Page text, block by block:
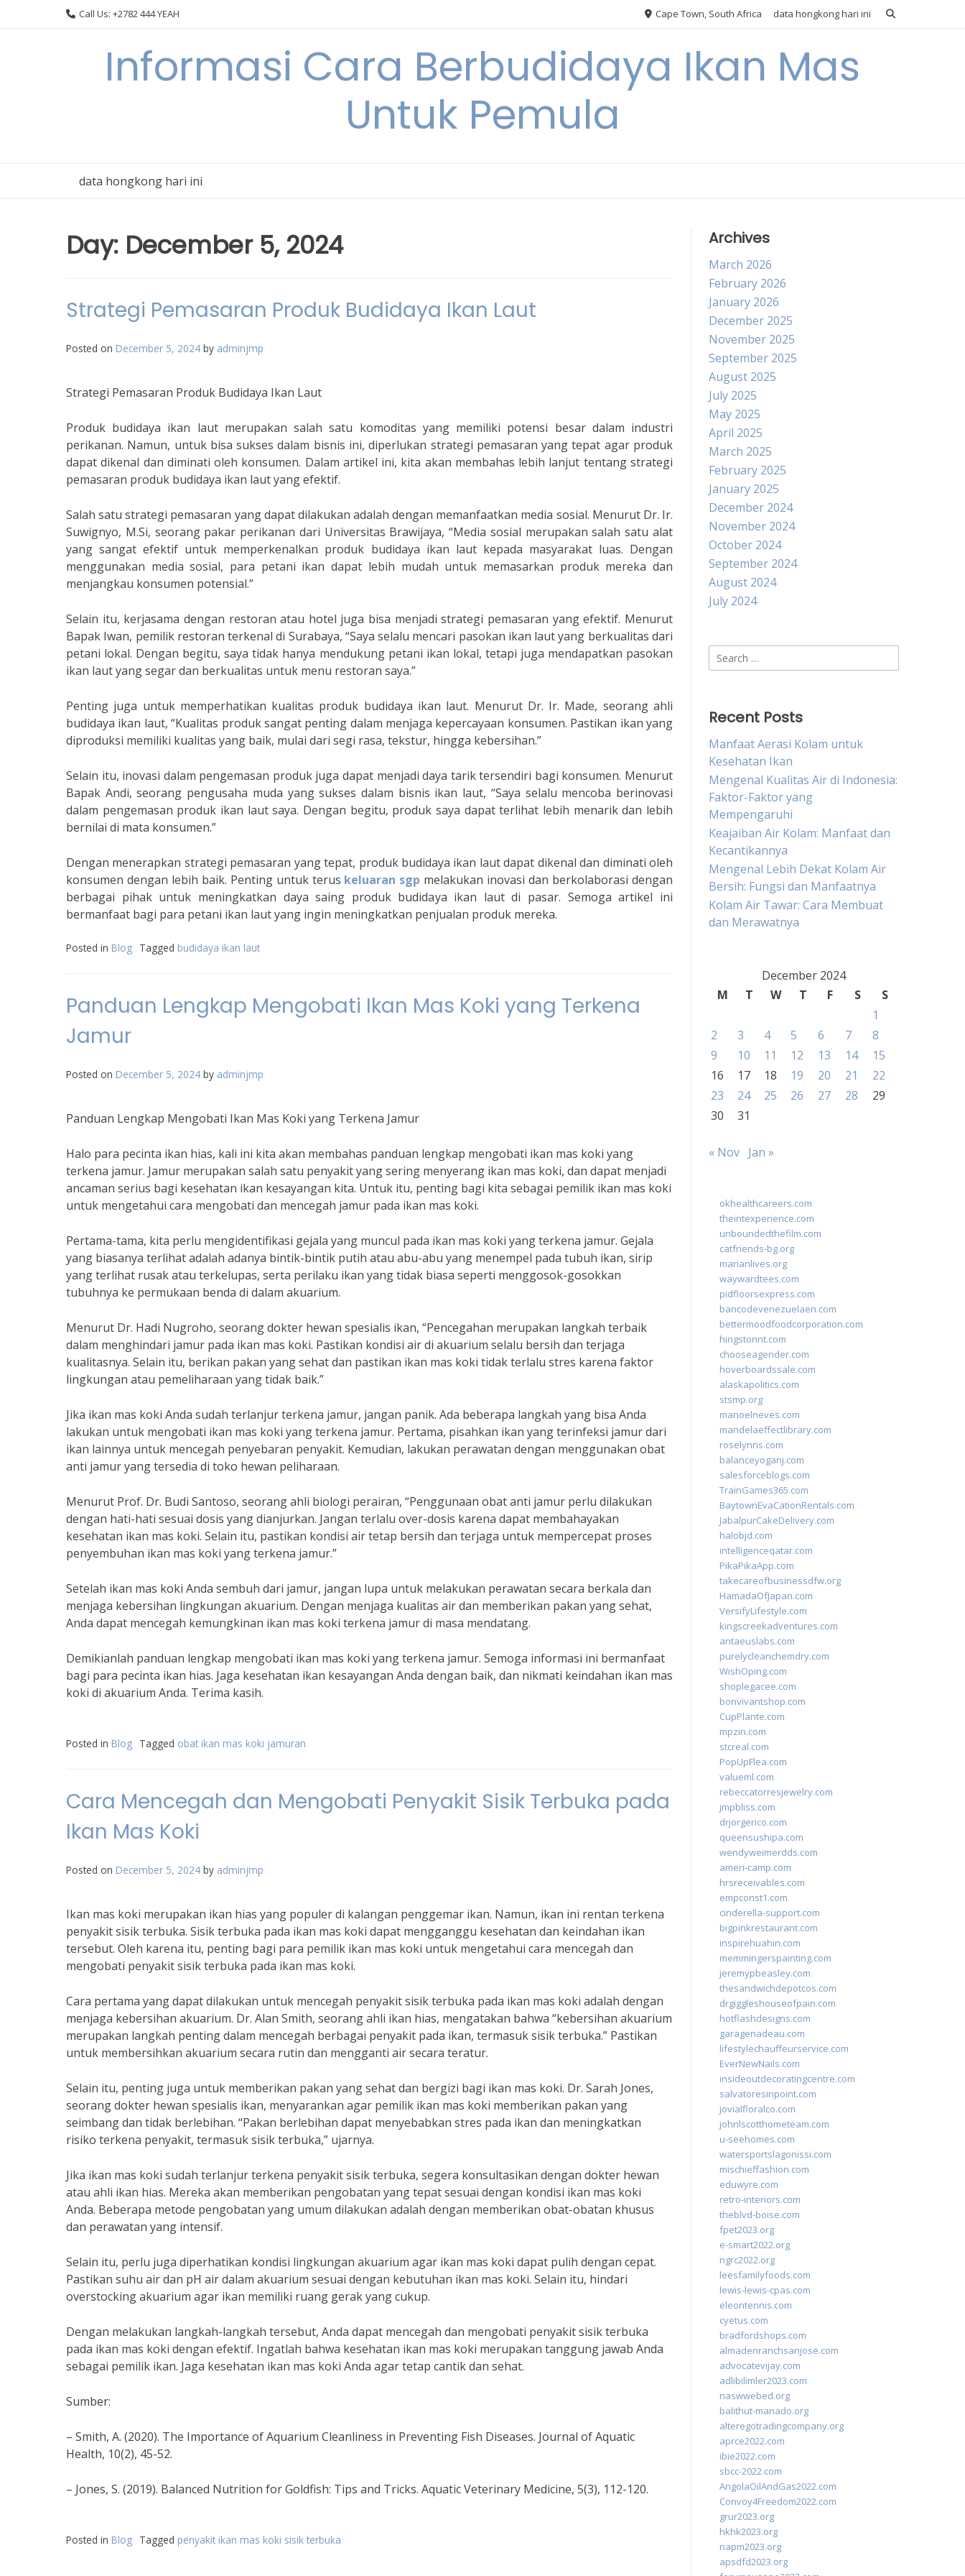
Call Us: +2782 444 YEAH Cape Town, South Africa data hongkong hari ini
Informasi Cara Berbudidaya Ikan Mas
Untuk Pemula
data hongkong hari ini
Day: December 5, 2024
Strategi Pemasaran Produk Budidaya Ikan Laut
Posted on December 5, 2024 by adminjmp
Strategi Pemasaran Produk Budidaya Ikan Laut
Produk budidaya ikan laut merupakan salah satu komoditas yang memiliki potensi besar dalam industri
perikanan. Namun, untuk bisa sukses dalam bisnis ini, diperlukan strategi pemasaran yang tepat agar produk
dapat dikenal dan diminati oleh konsumen. Dalam artikel ini, kita akan membahas lebih lanjut tentang strategi
pemasaran produk budidaya ikan laut yang efektif.
Salah satu strategi pemasaran yang dapat dilakukan adalah dengan memanfaatkan media sosial. Menurut Dr. Ir.
Suwignyo, M.Si, seorang pakar perikanan dari Universitas Brawijaya, “Media sosial merupakan salah satu alat
yang sangat efektif untuk memperkenalkan produk budidaya ikan laut kepada masyarakat luas. Dengan
menggunakan media sosial, para petani ikan dapat lebih mudah untuk memasarkan produk mereka dan
menjangkau konsumen potensial.”
Selain itu, kerjasama dengan restoran atau hotel juga bisa menjadi strategi pemasaran yang efektif. Menurut
Bapak Iwan, pemilik restoran terkenal di Surabaya, “Saya selalu mencari pasokan ikan laut yang berkualitas dari
petani lokal. Dengan begitu, saya tidak hanya mendukung petani ikan lokal, tetapi juga mendapatkan pasokan
ikan laut yang segar dan berkualitas untuk menu restoran saya.”
Penting juga untuk memperhatikan kualitas produk budidaya ikan laut. Menurut Dr. Ir. Made, seorang ahli
budidaya ikan laut, “Kualitas produk sangat penting dalam menjaga kepercayaan konsumen. Pastikan ikan yang
diproduksi memiliki kualitas yang baik, mulai dari segi rasa, tekstur, hingga kebersihan.”
Selain itu, inovasi dalam pengemasan produk juga dapat menjadi daya tarik tersendiri bagi konsumen. Menurut
Bapak Andi, seorang pengusaha muda yang sukses dalam bisnis ikan laut, “Saya selalu mencoba berinovasi
dalam pengemasan produk ikan laut saya. Dengan begitu, produk saya dapat terlihat lebih menarik dan lebih
bernilai di mata konsumen.”
Dengan menerapkan strategi pemasaran yang tepat, produk budidaya ikan laut dapat dikenal dan diminati oleh
konsumen dengan lebih baik. Penting untuk terus keluaran sgp melakukan inovasi dan berkolaborasi dengan
berbagai pihak untuk meningkatkan daya saing produk budidaya ikan laut di pasar. Semoga artikel ini
bermanfaat bagi para petani ikan laut yang ingin meningkatkan penjualan produk mereka.
Posted in Blog Tagged budidaya ikan laut
Panduan Lengkap Mengobati Ikan Mas Koki yang Terkena
Jamur
Posted on December 5, 2024 by adminjmp
Panduan Lengkap Mengobati Ikan Mas Koki yang Terkena Jamur
Halo para pecinta ikan hias, kali ini kita akan membahas panduan lengkap mengobati ikan mas koki yang
terkena jamur. Jamur merupakan salah satu penyakit yang sering menyerang ikan mas koki, dan dapat menjadi
ancaman serius bagi kesehatan ikan kesayangan kita. Untuk itu, penting bagi kita sebagai pemilik ikan mas koki
untuk mengetahui cara mengobati dan mencegah jamur pada ikan mas koki.
Pertama-tama, kita perlu mengidentifikasi gejala yang muncul pada ikan mas koki yang terkena jamur. Gejala
yang biasanya terlihat adalah adanya bintik-bintik putih atau abu-abu yang menempel pada tubuh ikan, sirip
yang terlihat rusak atau terkelupas, serta perilaku ikan yang tidak biasa seperti menggosok-gosokkan
tubuhnya ke permukaan benda di dalam akuarium.
Menurut Dr. Hadi Nugroho, seorang dokter hewan spesialis ikan, “Pencegahan merupakan langkah terbaik
dalam menghindari jamur pada ikan mas koki. Pastikan kondisi air di akuarium selalu bersih dan terjaga
kualitasnya. Selain itu, berikan pakan yang sehat dan pastikan ikan mas koki tidak terlalu stres karena faktor
lingkungan atau pemeliharaan yang tidak baik.”
Jika ikan mas koki Anda sudah terlanjur terkena jamur, jangan panik. Ada beberapa langkah yang bisa Anda
lakukan untuk mengobati ikan mas koki yang terkena jamur. Pertama, pisahkan ikan yang terinfeksi jamur dari
ikan lainnya untuk mencegah penyebaran penyakit. Kemudian, lakukan perawatan dengan menggunakan obat
anti jamur yang tersedia di toko hewan peliharaan.
Menurut Prof. Dr. Budi Santoso, seorang ahli biologi perairan, “Penggunaan obat anti jamur perlu dilakukan
dengan hati-hati sesuai dosis yang dianjurkan. Jangan terlalu over-dosis karena dapat membahayakan
kesehatan ikan mas koki. Selain itu, pastikan kondisi air tetap bersih dan terjaga untuk mempercepat proses
penyembuhan ikan mas koki yang terkena jamur.”
Setelah ikan mas koki Anda sembuh dari jamur, jangan lupa untuk melakukan perawatan secara berkala dan
menjaga kebersihan lingkungan akuarium. Dengan menjaga kualitas air dan memberikan pakan yang sehat,
Anda dapat mencegah kemungkinan ikan mas koki terkena jamur di masa mendatang.
Demikianlah panduan lengkap mengobati ikan mas koki yang terkena jamur. Semoga informasi ini bermanfaat
bagi para pecinta ikan hias. Jaga kesehatan ikan kesayangan Anda dengan baik, dan nikmati keindahan ikan mas
koki di akuarium Anda. Terima kasih.
Posted in Blog Tagged obat ikan mas koki jamuran
Cara Mencegah dan Mengobati Penyakit Sisik Terbuka pada
Ikan Mas Koki
Posted on December 5, 2024 by adminjmp
Ikan mas koki merupakan ikan hias yang populer di kalangan penggemar ikan. Namun, ikan ini rentan terkena
penyakit sisik terbuka. Sisik terbuka pada ikan mas koki dapat mengganggu kesehatan dan keindahan ikan
tersebut. Oleh karena itu, penting bagi para pemilik ikan mas koki untuk mengetahui cara mencegah dan
mengobati penyakit sisik terbuka pada ikan mas koki.
Cara pertama yang dapat dilakukan untuk mencegah penyakit sisik terbuka pada ikan mas koki adalah dengan
menjaga kebersihan akuarium. Dr. Alan Smith, seorang ahli ikan hias, mengatakan bahwa “kebersihan akuarium
merupakan langkah penting dalam mencegah berbagai penyakit pada ikan, termasuk sisik terbuka.” Pastikan
untuk membersihkan akuarium secara rutin dan mengganti air secara teratur.
Selain itu, penting juga untuk memberikan pakan yang sehat dan bergizi bagi ikan mas koki. Dr. Sarah Jones,
seorang dokter hewan spesialis ikan, menyarankan agar pemilik ikan mas koki memberikan pakan yang
seimbang dan tidak berlebihan. “Pakan berlebihan dapat menyebabkan stres pada ikan dan meningkatkan
risiko terkena penyakit, termasuk sisik terbuka,” ujarnya.
Jika ikan mas koki sudah terlanjur terkena penyakit sisik terbuka, segera konsultasikan dengan dokter hewan
atau ahli ikan hias. Mereka akan memberikan pengobatan yang tepat sesuai dengan kondisi ikan mas koki
Anda. Beberapa metode pengobatan yang umum dilakukan adalah dengan memberikan obat-obatan khusus
dan perawatan yang intensif.
Selain itu, perlu juga diperhatikan kondisi lingkungan akuarium agar ikan mas koki dapat pulih dengan cepat.
Pastikan suhu air dan pH air dalam akuarium sesuai dengan kebutuhan ikan mas koki. Selain itu, hindari
overstocking akuarium agar ikan memiliki ruang gerak yang cukup.
Dengan melakukan langkah-langkah tersebut, Anda dapat mencegah dan mengobati penyakit sisik terbuka
pada ikan mas koki dengan efektif. Ingatlah bahwa kesehatan ikan mas koki merupakan tanggung jawab Anda
sebagai pemilik ikan. Jaga kesehatan ikan mas koki Anda agar tetap cantik dan sehat.
Sumber:
– Smith, A. (2020). The Importance of Aquarium Cleanliness in Preventing Fish Diseases. Journal of Aquatic
Health, 10(2), 45-52.
– Jones, S. (2019). Balanced Nutrition for Goldfish: Tips and Tricks. Aquatic Veterinary Medicine, 5(3), 112-120.
Posted in Blog Tagged penyakit ikan mas koki sisik terbuka
Archives
March 2026
February 2026
January 2026
December 2025
November 2025
September 2025
August 2025
July 2025
May 2025
April 2025
March 2025
February 2025
January 2025
December 2024
November 2024
October 2024
September 2024
August 2024
July 2024
Search
for:
Recent Posts
Manfaat Aerasi Kolam untuk
Kesehatan Ikan
Mengenal Kualitas Air di Indonesia:
Faktor-Faktor yang
Mempengaruhi
Keajaiban Air Kolam: Manfaat dan
Kecantikannya
Mengenal Lebih Dekat Kolam Air
Bersih: Fungsi dan Manfaatnya
Kolam Air Tawar: Cara Membuat
dan Merawatnya
December 2024
M
T W T F S
S
1
2
3 4 5 6 7
8
9
10 11 12 13 14
15
16
17 18 19 20 21
22
23
24 25 26 27 28
29
30
31
« Nov Jan »
okhealthcareers.com
theintexperience.com
unboundedthefilm.com
catfriends-bg.org
marianlives.org
waywardtees.com
pidfloorsexpress.com
bancodevenezuelaen.com
bettermoodfoodcorporation.com
hingstonnt.com
chooseagender.com
hoverboardssale.com
alaskapolitics.com
stsmp.org
manoelneves.com
mandelaeffectlibrary.com
roselynns.com
balanceyoganj.com
salesforceblogs.com
TrainGames365.com
BaytownEvaCationRentals.com
JabalpurCakeDelivery.com
halobjd.com
intelligenceqatar.com
PikaPikaApp.com
takecareofbusinessdfw.org
HamadaOfJapan.com
VersifyLifestyle.com
kingscreekadventures.com
antaeuslabs.com
purelycleanchemdry.com
WishOping.com
shoplegacee.com
bonvivantshop.com
CupPlante.com
mpzin.com
stcreal.com
PopUpFlea.com
valueml.com
rebeccatorresjewelry.com
jmpbliss.com
drjorgerico.com
queensushipa.com
wendyweimerdds.com
ameri-camp.com
hrsreceivables.com
empconst1.com
cinderella-support.com
bigpinkrestaurant.com
inspirehuahin.com
memmingerspainting.com
jeremypbeasley.com
thesandwichdepotcos.com
drgiggleshouseofpain.com
hotflashdesigns.com
garagenadeau.com
lifestylechauffeurservice.com
EverNewNails.com
insideoutdecoratingcentre.com
salvatoresinpoint.com
jovialfloralco.com
johnlscotthometeam.com
u-seehomes.com
watersportslagonissi.com
mischieffashion.com
eduwyre.com
retro-interiors.com
theblvd-boise.com
fpet2023.org
e-smart2022.org
ngrc2022.org
leesfamilyfoods.com
lewis-lewis-cpas.com
eleontennis.com
cyetus.com
bradfordshops.com
almadenranchsanjose.com
advocatevijay.com
adlibilimler2023.com
naswwebed.org
balithut-manado.org
alteregotradingcompany.org
aprce2022.com
ibie2022.com
sbcc-2022.com
AngolaOilAndGas2022.com
Convoy4Freedom2022.com
grur2023.org
hkhk2023.org
napm2023.org
apsdfd2023.org